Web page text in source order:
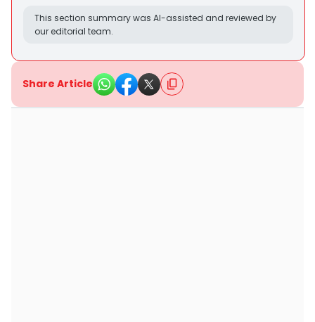
This section summary was AI-assisted and reviewed by
our editorial team.
Share Article